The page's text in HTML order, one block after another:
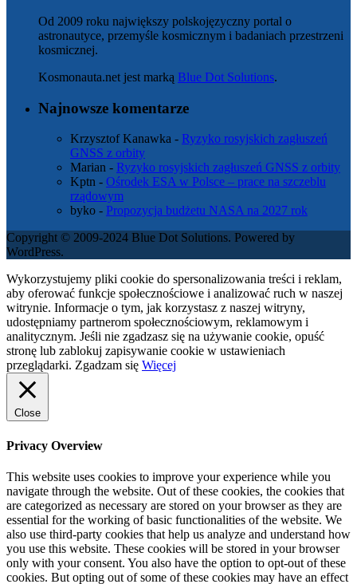
Od 2009 roku największy polskojęzyczny portal o
astronautyce, przemyśle kosmicznym i badaniach przestrzeni
kosmicznej.
Kosmonauta.net jest marką Blue Dot Solutions.
Najnowsze komentarze
Krzysztof Kanawka - Ryzyko rosyjskich zagłuszeń
GNSS z orbity
Marian - Ryzyko rosyjskich zagłuszeń GNSS z orbity
Kptn - Ośrodek ESA w Polsce – prace na szczeblu
rządowym
byko - Propozycja budżetu NASA na 2027 rok
Copyright © 2009-2024 Blue Dot Solutions. Powered by
WordPress.
Wykorzystujemy pliki cookie do spersonalizowania treści i reklam,
aby oferować funkcje społecznościowe i analizować ruch w naszej
witrynie. Informacje o tym, jak korzystasz z naszej witryny,
udostępniamy partnerom społecznościowym, reklamowym i
analitycznym. Jeśli nie zgadzasz się na używanie cookie, opuść
stronę lub zablokuj zapisywanie cookie w ustawieniach
przeglądarki. Zgadzam się Więcej
Close
Privacy Overview
This website uses cookies to improve your experience while you
navigate through the website. Out of these cookies, the cookies that
are categorized as necessary are stored on your browser as they are
essential for the working of basic functionalities of the website. We
also use third-party cookies that help us analyze and understand how
you use this website. These cookies will be stored in your browser
only with your consent. You also have the option to opt-out of these
cookies. But opting out of some of these cookies may have an effect